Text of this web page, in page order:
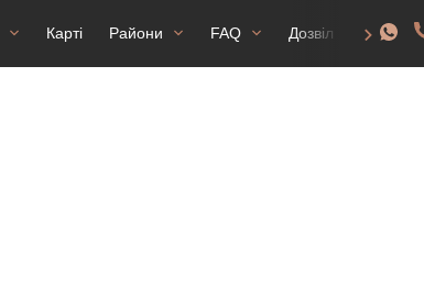
Карті Райони FAQ Дозвіл на